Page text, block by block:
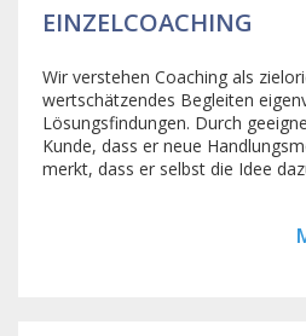
EINZELCOACHING
Wir verstehen Coaching als
wertschätzendes Begleiten
Lösungsfindungen. Durch
Kunde, dass er neue
merkt, dass er selbst die Idee